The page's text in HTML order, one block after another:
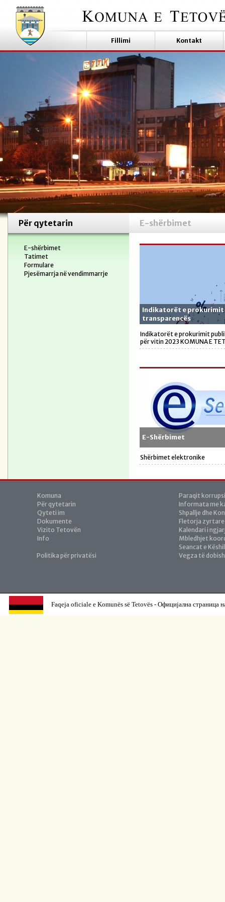
Fillimi Kontakt
Për qytetarin E-shërbimet
E-shërbimet
Tatimet
Formulare
Pjesëmarrja në vendimmarrje
Indikatorët e prokurimit
transparencës
Indikatorët e prokurimit
për vitin 2023 KOMUNA E
E-Shërbimet
Shërbimet elektronike
Komuna
Për qytetarin
Qyteti im
Dokumente
Vizito Tetovën
Info
Politika për privatësi
Paraqit
Informata me
Shpallje dhe
Fletorja zyrtare
Kalendari i
Mbledhjet
Seancat e
Vegza të
Faqeja oficiale e Komunës së Tetovës - Официјална